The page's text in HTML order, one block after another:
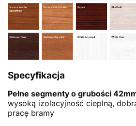
Specyfikacja
Pełne segmenty o grubości
wysoką izolacyjność cieplną,
pracę bramy